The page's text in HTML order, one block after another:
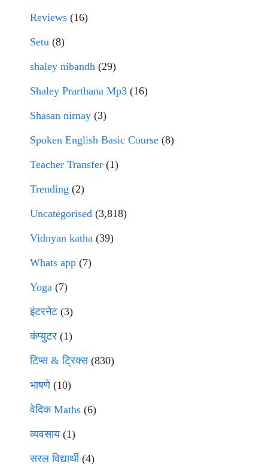
Reviews (16)
Setu (8)
shaley nibandh (29)
Shaley Prarthana Mp3 (16)
Shasan nirnay (3)
Spoken English Basic Course (8)
Teacher Transfer (1)
Trending (2)
Uncategorised (3,818)
Vidnyan katha (39)
Whats app (7)
Yoga (7)
इंटरनेट(3)
कंप्युटर (1)
टिप्स & ट्रिक्स(830)
भाषणे(10)
वेदिक Maths (6)
व्यवसाय(1)
सरल विद्यार्थी(4)